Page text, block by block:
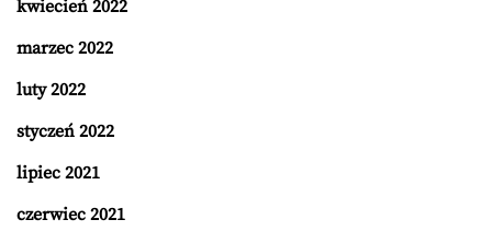
kwiecień 2022
marzec 2022
luty 2022
styczeń 2022
lipiec 2021
czerwiec 2021